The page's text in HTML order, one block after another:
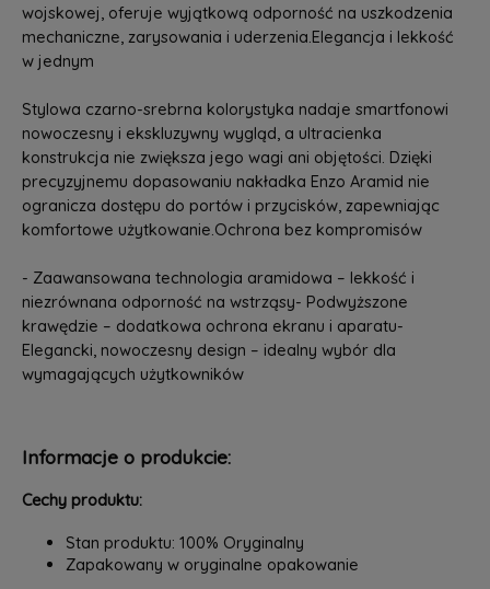
wojskowej, oferuje wyjątkową odporność na uszkodzenia
mechaniczne, zarysowania i uderzenia.Elegancja i lekkość
w jednym
Stylowa czarno-srebrna kolorystyka nadaje smartfonowi
nowoczesny i ekskluzywny wygląd, a ultracienka
konstrukcja nie zwiększa jego wagi ani objętości. Dzięki
precyzyjnemu dopasowaniu nakładka Enzo Aramid nie
ogranicza dostępu do portów i przycisków, zapewniając
komfortowe użytkowanie.Ochrona bez kompromisów
- Zaawansowana technologia aramidowa – lekkość i
niezrównana odporność na wstrząsy- Podwyższone
krawędzie – dodatkowa ochrona ekranu i aparatu-
Elegancki, nowoczesny design – idealny wybór dla
wymagających użytkowników
Informacje o produkcie:
Cechy produktu:
Stan produktu: 100% Oryginalny
Zapakowany w oryginalne opakowanie